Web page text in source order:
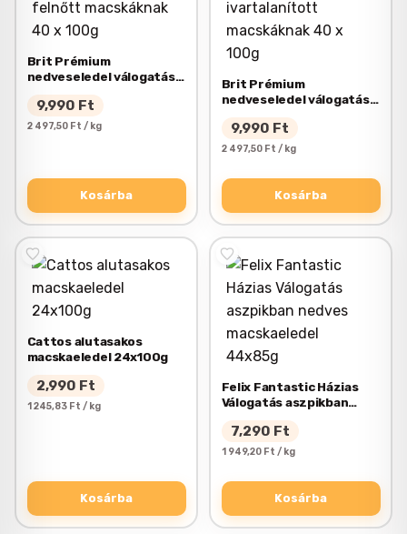
Brit Prémium
nedveseledel válogatás
szószban felnőtt
macskáknak 40 x 100g
9,990 Ft
2 497,50 Ft / kg
Kosárba
Brit Prémium
nedveseledel válogatás
szószban ivartalanított
macskáknak 40 x 100g
9,990 Ft
2 497,50 Ft / kg
Kosárba
Cattos alutasakos
macskaeledel 24x100g
2,990 Ft
1 245,83 Ft / kg
Kosárba
Felix Fantastic Házias
Válogatás aszpikban
nedves macskaeledel
44x85g
7,290 Ft
1 949,20 Ft / kg
Kosárba